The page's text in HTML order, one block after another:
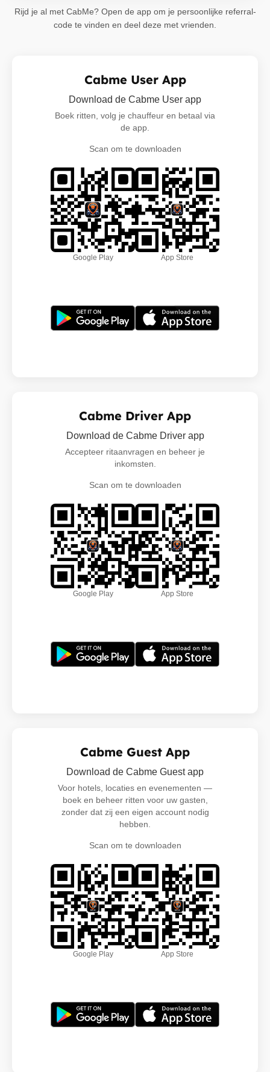
Rijd je al met CabMe? Open de app om je persoonlijke referral-
code te vinden en deel deze met vrienden.
Cabme User App
Download de Cabme User app
Boek ritten, volg je chauffeur en betaal via
de app.
Scan om te downloaden
Google Play App Store
Cabme Driver App
Download de Cabme Driver app
Accepteer ritaanvragen en beheer je
inkomsten.
Scan om te downloaden
Google Play App Store
Cabme Guest App
Download de Cabme Guest app
Voor hotels, locaties en evenementen —
boek en beheer ritten voor uw gasten,
zonder dat zij een eigen account nodig
hebben.
Scan om te downloaden
Google Play App Store